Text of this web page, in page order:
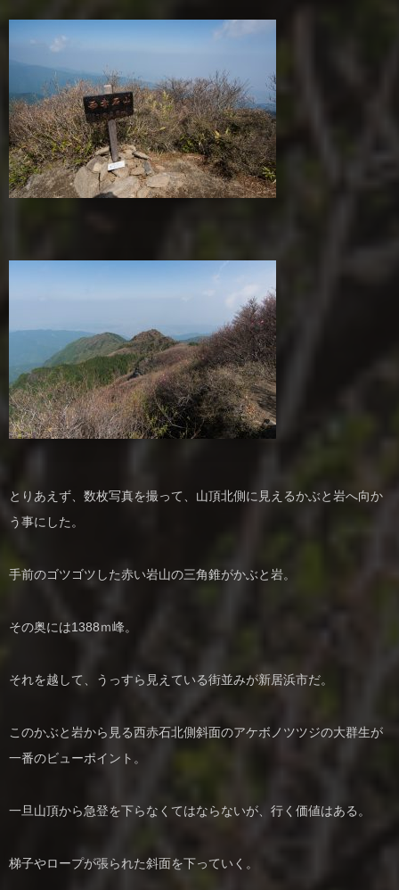
とりあえず、数枚写真を撮って、山頂北側に見えるかぶと岩へ向か
う事にした。
手前のゴツゴツした赤い岩山の三角錐がかぶと岩。
その奥には1388ｍ峰。
それを越して、うっすら見えている街並みが新居浜市だ。
このかぶと岩から見る西赤石北側斜面のアケボノツツジの大群生が
一番のビューポイント。
一旦山頂から急登を下らなくてはならないが、行く価値はある。
梯子やロープが張られた斜面を下っていく。